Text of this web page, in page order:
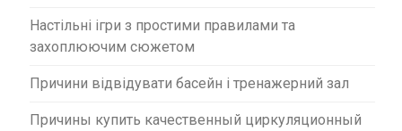
Настільні ігри з простими правилами та
захоплюючим сюжетом
Причини відвідувати басейн і тренажерний зал
Причины купить качественный циркуляционный